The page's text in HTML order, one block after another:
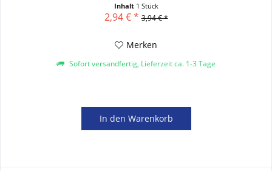
Inhalt 1 Stück
2,94 € * 3,94 € *
Merken
Sofort versandfertig, Lieferzeit ca. 1-3 Tage
In den Warenkorb